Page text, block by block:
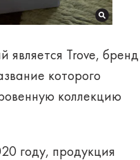
является Trove, бренд
которого
коллекцию
году, продукция